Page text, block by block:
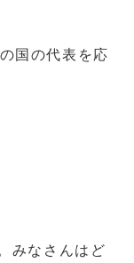
国の代表を応
みなさんはど